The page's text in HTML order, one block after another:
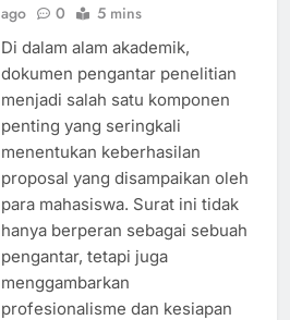
ago
0 5 mins
Di dalam alam akademik,
dokumen pengantar penelitian
menjadi salah satu komponen
penting yang seringkali
menentukan keberhasilan
proposal yang disampaikan oleh
para mahasiswa. Surat ini tidak
hanya berperan sebagai sebuah
pengantar, tetapi juga
menggambarkan
profesionalisme dan kesiapan